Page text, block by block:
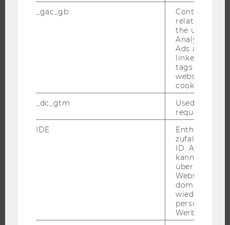
PRESSE
_gac_gb
Contains
related
the user. If
Analytics and
Ads accounts
linked, the
tags on the
website read
cookie.
_dc_gtm
Used to
request rate.
IDE
Enthält eine
ID. Anhand
kann Google
über
Websites
Werbung